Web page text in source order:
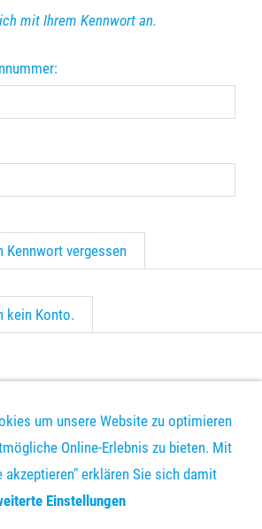
mit Ihrem Kennwort an.
Kennwort vergessen
kein Konto.
KONTAKT
IMPRESSUM
um unsere Website zu optimieren
Online-Erlebnis zu bieten. Mit
akzeptieren" erklären Sie sich damit
Einstellungen